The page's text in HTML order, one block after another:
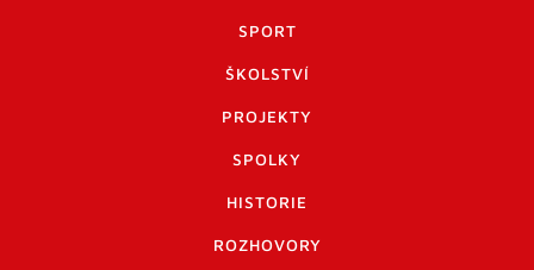
SPORT
ŠKOLSTVÍ
PROJEKTY
SPOLKY
HISTORIE
ROZHOVORY